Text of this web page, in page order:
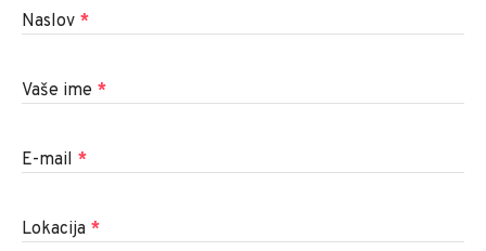
Naslov *
Vaše ime *
E-mail *
Lokacija *